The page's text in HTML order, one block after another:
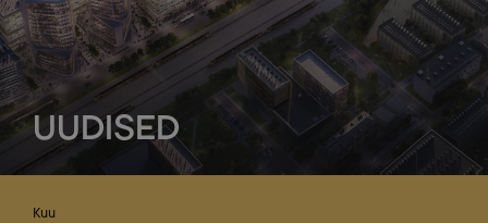
UUDISED
Uudised
Filtreeri
Kuu